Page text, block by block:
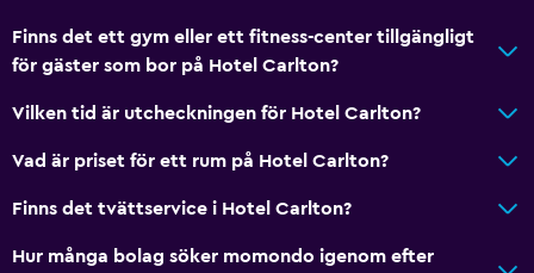
Finns det ett gym eller ett fitness-center tillgängligt
för gäster som bor på Hotel Carlton?
Vilken tid är utcheckningen för Hotel Carlton?
Vad är priset för ett rum på Hotel Carlton?
Finns det tvättservice i Hotel Carlton?
Hur många bolag söker momondo igenom efter